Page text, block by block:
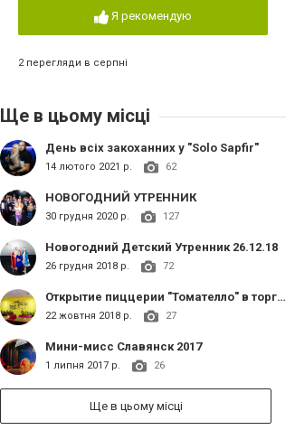
Я рекомендую
2 перегляди в серпні
Ще в цьому місці
День всіх закоханних у "Solo Sapfir"
14 лютого 2021 р. 62
НОВОГОДНИЙ УТРЕННИК
30 грудня 2020 р. 127
Новогодний Детский Утренник 26.12.18
26 грудня 2018 р. 72
Открытие пиццерии "Томателло" в торговом комплексе "Сапфир"
22 жовтня 2018 р. 27
Мини-мисс Славянск 2017
1 липня 2017 р. 26
Ще в цьому місці